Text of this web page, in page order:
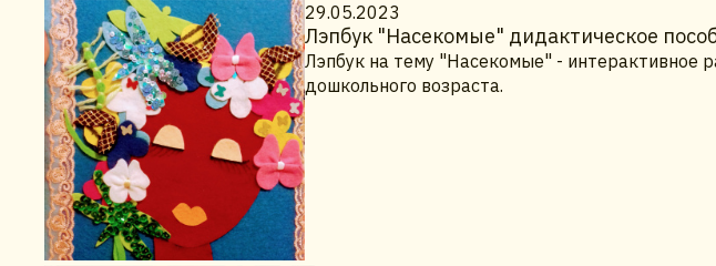
29.05.2023
Лэпбук "Насекомые" дидактическое
Лэпбук на тему "Насекомые" - интерактивное
дошкольного возраста.